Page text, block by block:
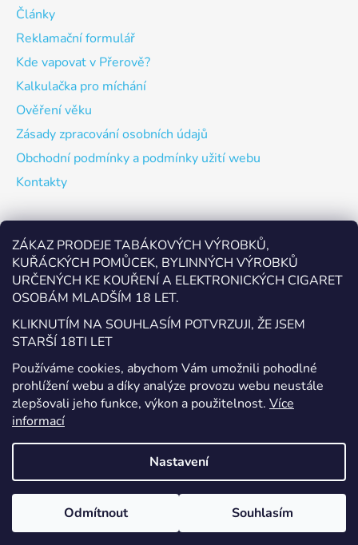
ZÁKAZ PRODEJE TABÁKOVÝCH VÝROBKŮ,
KUŘÁCKÝCH POMŮCEK, BYLINNÝCH VÝROBKŮ
URČENÝCH KE KOUŘENÍ A ELEKTRONICKÝCH CIGARET
OSOBÁM MLADŠÍM 18 LET.
KLIKNUTÍM NA SOUHLASÍM POTVRZUJI, ŽE JSEM
STARŠÍ 18TI LET
Používáme cookies, abychom Vám umožnili pohodlné
prohlížení webu a díky analýze provozu webu neustále
zlepšovali jeho funkce, výkon a použitelnost. Více
informací
Nastavení
Odmítnout Souhlasím
Články
Reklamační formulář
Kde vapovat v Přerově?
Kalkulačka pro míchání
Ověření věku
Zásady zpracování osobních údajů
Obchodní podmínky a podmínky užití webu
Kontakty
Odebírat newsletter
Vložte svůj e-mail a my vám budeme zasílat informace o
nových produktech na našem e-shopu.
E-mail
Vložením e-mailu souhlasíte s
podmínkami ochrany
osobních údajů
PŘIHLÁSIT SE
Vytvořil Shoptet
Copyright 2026EcigaretyPřerov.cz. Všechna práva
vyhrazena.